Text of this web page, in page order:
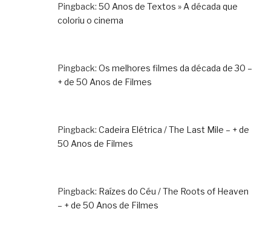
Pingback: 50 Anos de Textos » A década que
coloriu o cinema
Pingback: Os melhores filmes da década de 30 –
+ de 50 Anos de Filmes
Pingback: Cadeira Elétrica / The Last Mile – + de
50 Anos de Filmes
Pingback: Raízes do Céu / The Roots of Heaven
– + de 50 Anos de Filmes